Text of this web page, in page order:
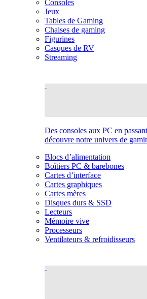
Consoles
Jeux
Tables de Gaming
Chaises de gaming
Figurines
Casques de RV
Streaming
Des consoles aux PC en
découvre notre univers de
Blocs d’alimentation
Boîtiers PC & barebones
Cartes d’interface
Cartes graphiques
Cartes mères
Disques durs & SSD
Lecteurs
Mémoire vive
Processeurs
Ventilateurs & refroidisseurs